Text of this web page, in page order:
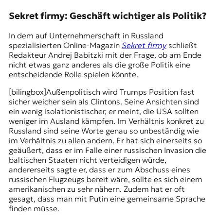
Sekret firmy: Geschäft wichtiger als Politik?
In dem auf Unternehmerschaft in Russland
spezialisierten Online-Magazin Sekret firmy schließt
Redakteur Andrej Babitzki mit der Frage, ob am Ende
nicht etwas ganz anderes als die große Politik eine
entscheidende Rolle spielen könnte.
[bilingbox]Außenpolitisch wird Trumps Position fast
sicher weicher sein als Clintons. Seine Ansichten sind
ein wenig isolationistischer, er meint, die USA sollten
weniger im Ausland kämpfen. Im Verhältnis konkret zu
Russland sind seine Worte genau so unbeständig wie
im Verhältnis zu allen andern. Er hat sich einerseits so
geäußert, dass er im Falle einer russischen Invasion die
baltischen Staaten nicht verteidigen würde,
andererseits sagte er, dass er zum Abschuss eines
russischen Flugzeugs bereit wäre, sollte es sich einem
amerikanischen zu sehr nähern. Zudem hat er oft
gesagt, dass man mit Putin eine gemeinsame Sprache
finden müsse.